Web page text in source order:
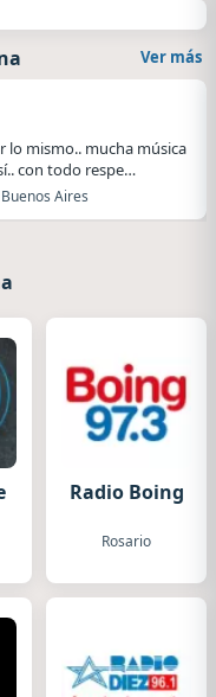
Ver más
lo mismo.. mucha música
con todo respe…
Aires
Radio Boing
Rosario